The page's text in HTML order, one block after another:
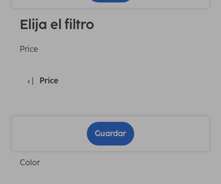
Elija el filtro
Price
Price
Guardar
Color